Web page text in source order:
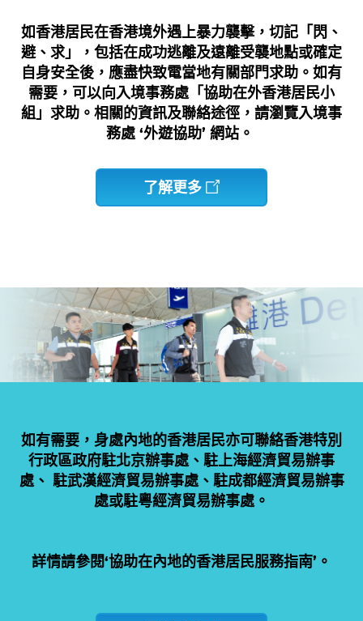
如香港居民在香港境外遇上暴力襲擊，切記「閃、
避、求」，包括在成功逃離及遠離受襲地點或確定
自身安全後，應盡快致電當地有關部門求助。如有
需要，可以向入境事務處「協助在外香港居民小
組」求助。相關的資訊及聯絡途徑，請瀏覽入境事
務處 ‘外遊協助’ 網站。
了解更多
如有需要，身處內地的香港居民亦可聯絡香港特別
行政區政府駐北京辦事處、駐上海經濟貿易辦事
處、 駐武漢經濟貿易辦事處、駐成都經濟貿易辦事
處或駐粵經濟貿易辦事處。
詳情請參閱‘協助在內地的香港居民服務指南’。